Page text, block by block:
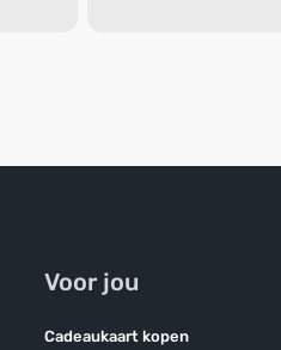
Voor jou
Cadeaukaart kopen